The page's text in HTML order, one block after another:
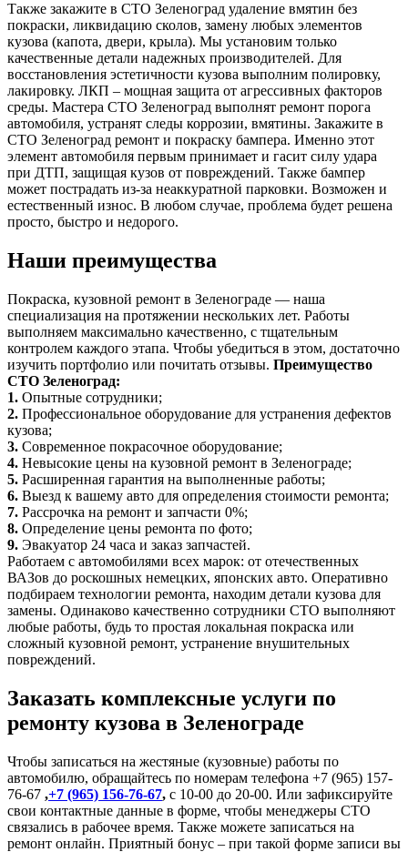
Также закажите в СТО Зеленоград удаление вмятин без
покраски, ликвидацию сколов, замену любых элементов
кузова (капота, двери, крыла). Мы установим только
качественные детали надежных производителей. Для
восстановления эстетичности кузова выполним полировку,
лакировку. ЛКП – мощная защита от агрессивных факторов
среды. Мастера СТО Зеленоград выполнят ремонт порога
автомобиля, устранят следы коррозии, вмятины. Закажите в
СТО Зеленоград ремонт и покраску бампера. Именно этот
элемент автомобиля первым принимает и гасит силу удара
при ДТП, защищая кузов от повреждений. Также бампер
может пострадать из-за неаккуратной парковки. Возможен и
естественный износ. В любом случае, проблема будет решена
просто, быстро и недорого.
Наши преимущества
Покраска, кузовной ремонт в Зеленограде — наша
специализация на протяжении нескольких лет. Работы
выполняем максимально качественно, с тщательным
контролем каждого этапа. Чтобы убедиться в этом, достаточно
изучить портфолио или почитать отзывы. Преимущество
СТО Зеленоград:
1. Опытные сотрудники;
2. Профессиональное оборудование для устранения дефектов
кузова;
3. Современное покрасочное оборудование;
4. Невысокие цены на кузовной ремонт в Зеленограде;
5. Расширенная гарантия на выполненные работы;
6. Выезд к вашему авто для определения стоимости ремонта;
7. Рассрочка на ремонт и запчасти 0%;
8. Определение цены ремонта по фото;
9. Эвакуатор 24 часа и заказ запчастей.
Работаем с автомобилями всех марок: от отечественных
ВАЗов до роскошных немецких, японских авто. Оперативно
подбираем технологии ремонта, находим детали кузова для
замены. Одинаково качественно сотрудники СТО выполняют
любые работы, будь то простая локальная покраска или
сложный кузовной ремонт, устранение внушительных
повреждений.
Заказать комплексные услуги по
ремонту кузова в Зеленограде
Чтобы записаться на жестяные (кузовные) работы по
автомобилю, обращайтесь по номерам телефона +7 (965) 157-
76-67 ,+7 (965) 156-76-67, с 10-00 до 20-00. Или зафиксируйте
свои контактные данные в форме, чтобы менеджеры СТО
связались в рабочее время. Также можете записаться на
ремонт онлайн. Приятный бонус – при такой форме записи вы